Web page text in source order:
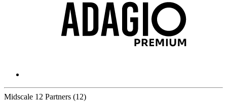
Midscale 12 Partners (12)